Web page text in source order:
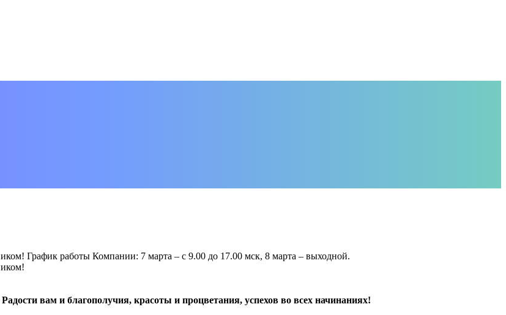
График работы Компании: 7 марта – с 9.00 до 17.00 мск, 8 марта – выходной.
вам и благополучия, красоты и процветания, успехов во всех начинаниях!